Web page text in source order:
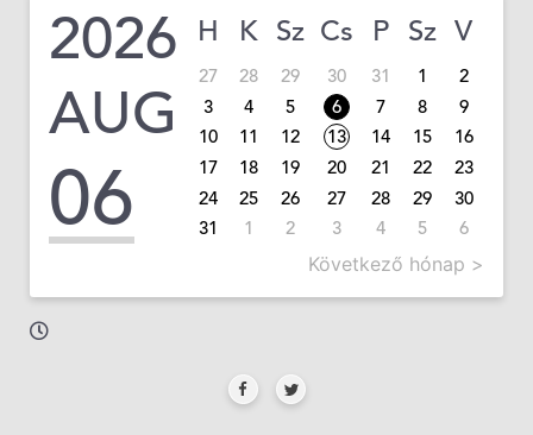
2026
AUG
06
H K Sz Cs P Sz V
27 28 29 30 31 1
2
3
4 5 6 7 8
9
10
11 12 13 14 15
16
17
18 19 20 21 22
23
24
25 26 27 28 29
30
31
1 2 3 4 5 6
Következő hónap >